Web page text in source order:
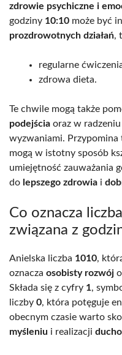
zdrowie psychiczne i
godziny 10:10 może być
prozdrowotnych działań,
regularne
zdrowa dieta.
Te chwile mogą także
podejścia oraz w
wyzwaniami. Przypomina
mogą w istotny sposób
umiejętność zauważania
do lepszego zdrowia i
Co oznacza
związana z
Anielska liczba 1010,
oznacza osobisty rozwój
Składa się z cyfry 1,
liczby 0, która potęguje
obecnym czasie warto
myśleniu i realizacji